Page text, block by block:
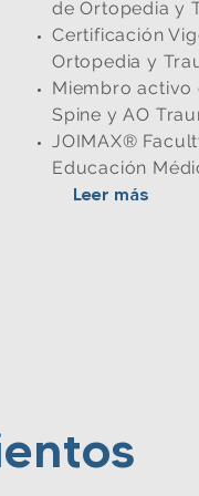
de Ortopedia y
Certificación
Ortopedia y
Miembro activo
Spine y AO
JOIMAX®
Educación
Leer más